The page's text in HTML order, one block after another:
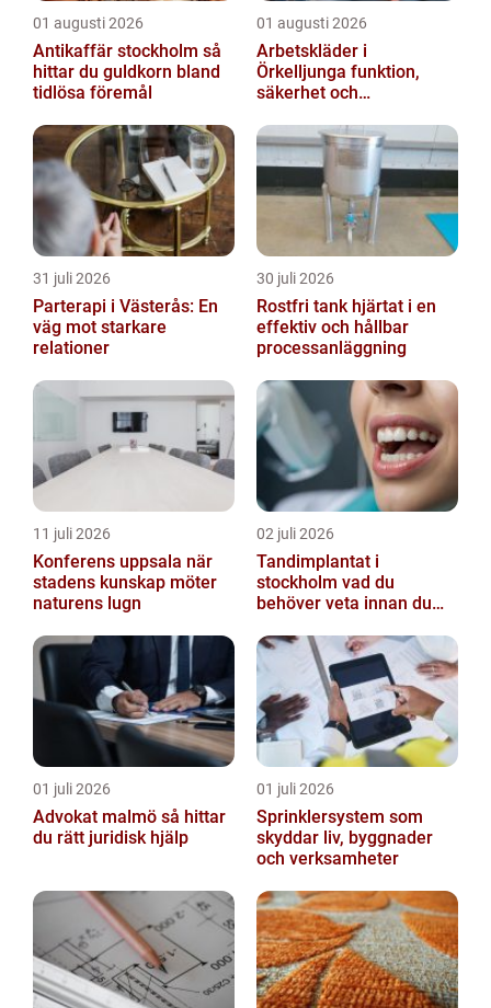
01 augusti 2026
Antikaffär stockholm så
hittar du guldkorn bland
tidlösa föremål
01 augusti 2026
Arbetskläder i
Örkelljunga funktion,
säkerhet och
31 juli 2026
Parterapi i Västerås: En
väg mot starkare
relationer
30 juli 2026
Rostfri tank hjärtat i en
effektiv och hållbar
processanläggning
11 juli 2026
Konferens uppsala när
stadens kunskap möter
naturens lugn
02 juli 2026
Tandimplantat i
stockholm vad du
behöver veta innan du
01 juli 2026
Advokat malmö så hittar
du rätt juridisk hjälp
01 juli 2026
Sprinklersystem som
skyddar liv, byggnader
och verksamheter